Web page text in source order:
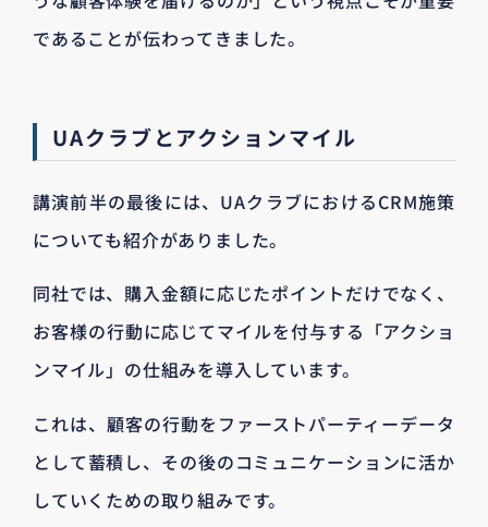
であることが伝わってきました。
UAクラブとアクションマイル
講演前半の最後には、UAクラブにおけるCRM施策
についても紹介がありました。
同社では、購入金額に応じたポイントだけでなく、
お客様の行動に応じてマイルを付与する「アクショ
ンマイル」の仕組みを導入しています。
これは、顧客の行動をファーストパーティーデータ
として蓄積し、その後のコミュニケーションに活か
していくための取り組みです。